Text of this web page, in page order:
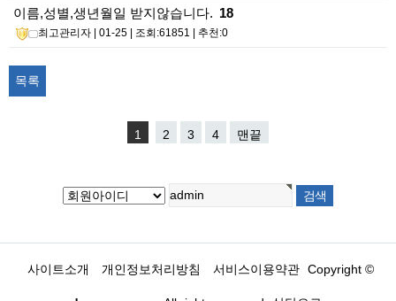
이름,성별,생년월일 받지않습니다. 18
최고관리자 | 01-25 | 조회:61851 | 추천:0
목록
1 2 3 4 맨끝
사이트소개 개인정보처리방침 서비스이용약관 Copyright ©